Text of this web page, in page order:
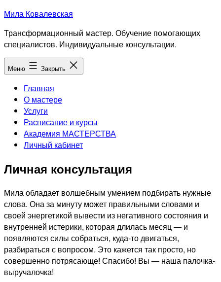
Перейти
содержимому
Мила Ковалевская
Трансформационный мастер. Обучение помогающих
специалистов. Индивидуальные консультации.
Меню Закрыть
Главная
О мастере
Услуги
Расписание и курсы
Академия МАСТЕРСТВА
Личный кабинет
Личная консультация
Мила обладает волшебным умением подбирать нужные
слова. Она за минуту может правильными словами и
своей энергетикой вывести из негативного состояния и
внутренней истерики, которая длилась месяц — и
появляются силы собраться, куда-то двигаться,
разбираться с вопросом. Это кажется так просто, но
совершенно потрясающе! Спасибо! Вы — наша палочка-
выручалочка!